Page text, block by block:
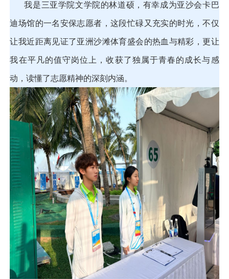
我是三亚学院文学院的林道硕，有幸成为亚沙会卡巴
迪场馆的一名安保志愿者，这段忙碌又充实的时光，不仅
让我近距离见证了亚洲沙滩体育盛会的热血与精彩，更让
我在平凡的值守岗位上，收获了独属于青春的成长与感
动，读懂了志愿精神的深刻内涵。